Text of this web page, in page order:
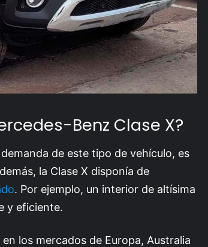
Benz Clase X?
de este tipo de vehículo, es
la Clase X disponía de
. Por ejemplo, un interior de altísima
y eficiente.
los mercados de Europa, Australia